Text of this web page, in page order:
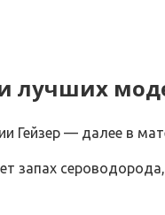
лучших
Гейзер — далее в
запах